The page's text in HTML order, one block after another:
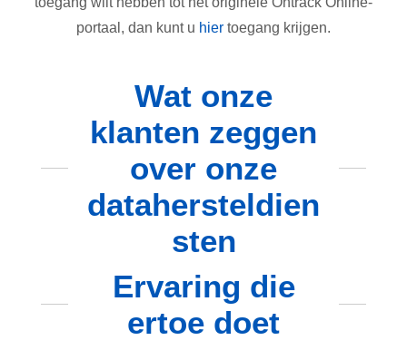
portaal, dan kunt u hier toegang krijgen.
Wat onze
klanten zeggen
over onze
datahersteldien
sten
Ervaring die
ertoe doet